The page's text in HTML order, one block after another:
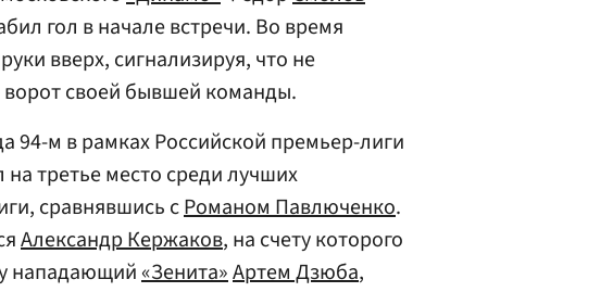
гол в начале встречи. Во время
вверх, сигнализируя, что не
ворот своей бывшей команды.
94-м в рамках Российской премьер-лиги
третье место среди лучших
сравнявшись сРоманом Павлюченко.
Александр Кержаков, на счету которого
нападающий«Зенита»Артем Дзюба,